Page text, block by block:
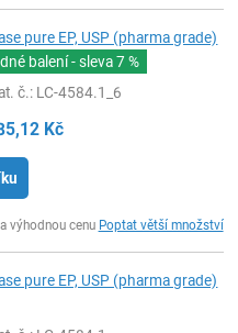
pure EP, USP (pharma grade)
balení - sleva7 %
č.: LC-4584.1_6
Kč
výhodnou cenu Poptat větší množství
pure EP, USP (pharma grade)